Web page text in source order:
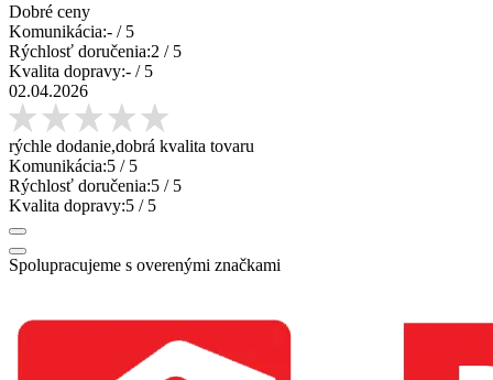
Dobré ceny
Komunikácia:- / 5
Rýchlosť doručenia:2 / 5
Kvalita dopravy:- / 5
02.04.2026
rýchle dodanie,dobrá kvalita tovaru
Komunikácia:5 / 5
Rýchlosť doručenia:5 / 5
Kvalita dopravy:5 / 5
Spolupracujeme s overenými značkami